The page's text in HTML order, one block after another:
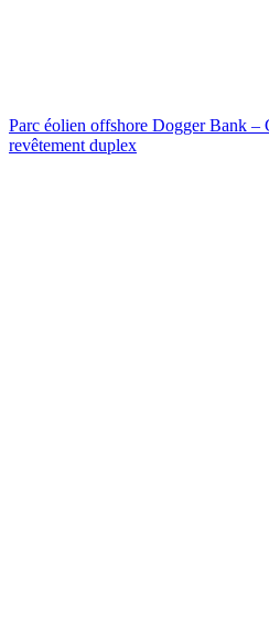
Parc éolien offshore Dogger Bank –
revêtement duplex